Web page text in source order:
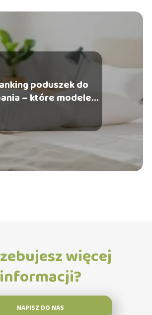
poduszek do
– które modele
więcej
informacji?
NAPISZ DO NAS